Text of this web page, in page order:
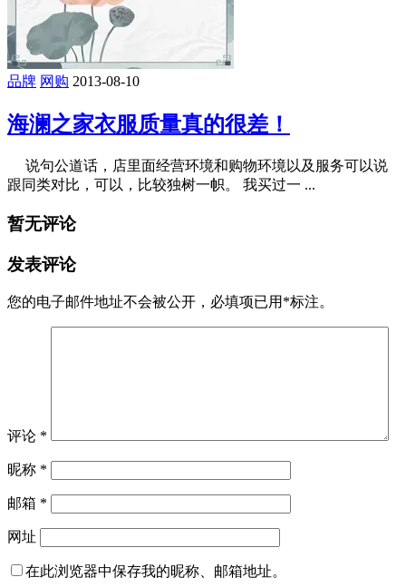
品牌 网购 2013-08-10
海澜之家衣服质量真的很差！
说句公道话，店里面经营环境和购物环境以及服务可以说
跟同类对比，可以，比较独树一帜。 我买过一 ...
暂无评论
发表评论
您的电子邮件地址不会被公开， 必填项已用 *标注。
评论 *
昵称 *
邮箱 *
网址
在此浏览器中保存我的昵称、邮箱地址。